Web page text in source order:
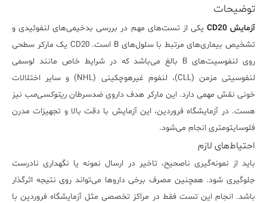
توضیحات
آزمایشCD20 یکی از تست‌های مهم در بررسی بدخیمی‌های لنفوئیدی و
تشخیص بیماری‌های مرتبط با سلول‌های B است. CD20 یک مارکر سطحی
روی لنفوسیت‌های B بالغ می‌باشد که در شرایط خاص مانند لوسمی
لنفوسیتی مزمن (CLL)، لنفوم غیرهوچکینی (NHL) و سایر اختلالات
خونی نقش مهمی دارد. این مارکر هدف داروی ضدسرطانریتوکسی‌مب نیز
هست. در آزمایشگاه فروردین، این آزمایش با دقت بالا و تجهیزات مدرن
فلوسایتومتری انجام می‌شود.
احتیاط‌های لازم
باید از نمونه‌گیری ناصحیح، تاخیر در ارسال نمونه یا نگهداری نادرست
جلوگیری شود. همچنین مصرف برخی داروها می‌تواند روی نتیجه اثرگذار
باشد. انجام این تست فقط در مراکز تخصصی مثل آزمایشگاه فروردین با